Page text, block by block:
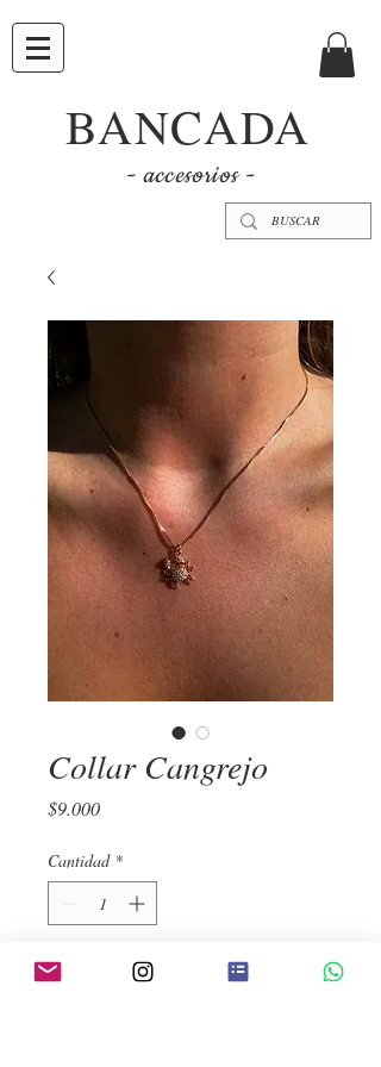
BANCADA
- accesorios -
Collar Cangrejo
$9.000Precio
Cantidad *
Agregar al carrito